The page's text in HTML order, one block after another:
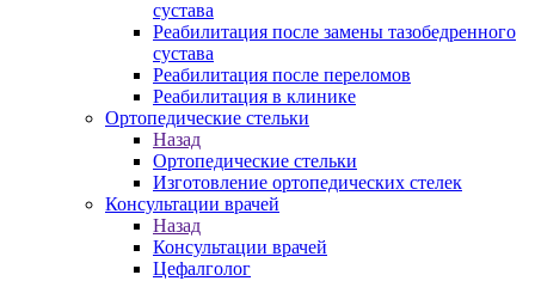
сустава
Реабилитация после замены тазобедренного
сустава
Реабилитация после переломов
Реабилитация в клинике
Ортопедические стельки
Назад
Ортопедические стельки
Изготовление ортопедических стелек
Консультации врачей
Назад
Консультации врачей
Цефалголог